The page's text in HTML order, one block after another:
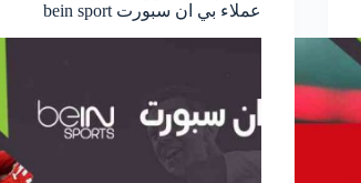
عملاء بي ان سبورت bein sport